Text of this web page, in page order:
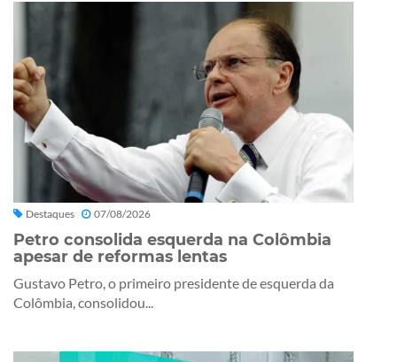
Destaques 07/08/2026
Petro consolida esquerda na Colômbia
apesar de reformas lentas
Gustavo Petro, o primeiro presidente de esquerda da
Colômbia, consolidou...